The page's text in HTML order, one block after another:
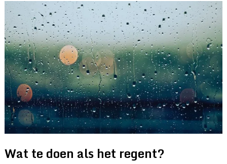
Wat te doen als het regent?